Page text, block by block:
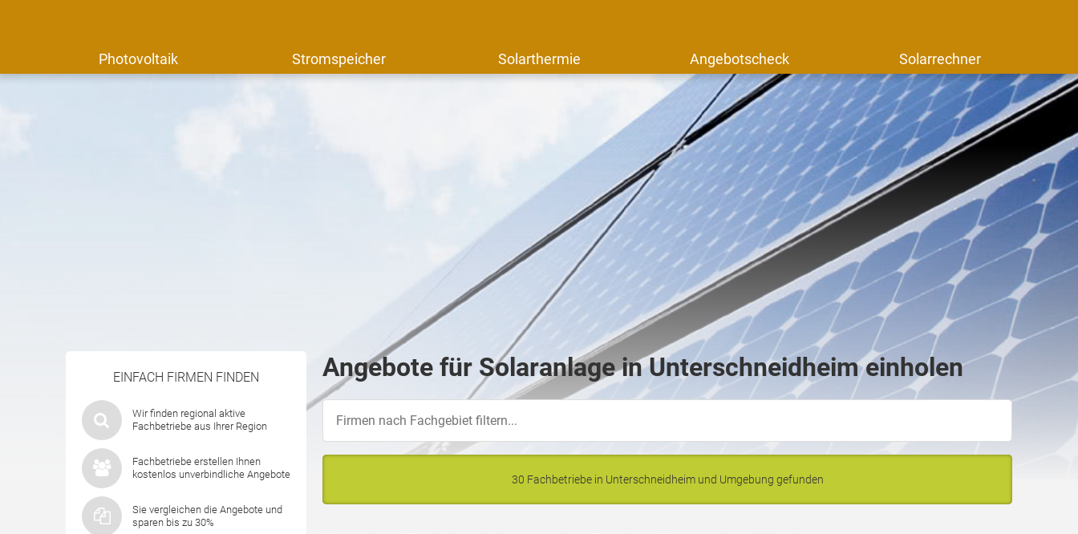
Photovoltaik Stromspeicher Solarthermie Angebotscheck Solarrechner
EINFACH FIRMEN FINDEN
Wir finden regional aktive
Fachbetriebe aus Ihrer Region
Fachbetriebe erstellen Ihnen
kostenlos unverbindliche Angebote
Sie vergleichen die Angebote und
sparen bis zu 30%
Angebote für Solaranlage in Unterschneidheim einholen
30 Fachbetriebe in Unterschneidheim und Umgebung gefunden